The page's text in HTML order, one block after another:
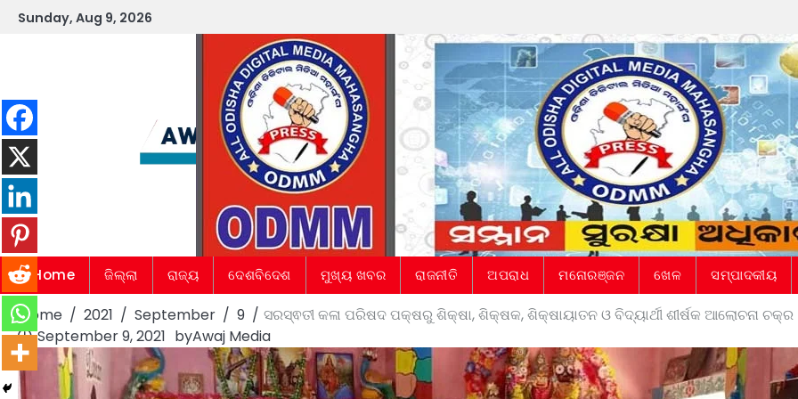
SkipSunday, Aug 9, 2026
Home ଜିଲ୍ଲା ରାଜ୍ୟ ଦେଶବିଦେଶ ମୁଖ୍ୟ ଖବର ରାଜନୀତି ଅପରାଧ ମନୋରଞ୍ଜନ ଖେଳ ସମ୍ପାଦକୀୟ
Home 2021 September 9
ସରସ୍ଵତୀ କଳା ପରିଷଦ ପକ୍ଷରୁ ଶିକ୍ଷା, ଶିକ୍ଷକ, ଶିକ୍ଷାୟାତନ ଓ ବିଦ୍ୟାର୍ଥୀ ଶୀର୍ଷକ ଆଲୋଚନା ଚକ୍ର
September 9, 2021 byAwaj Media